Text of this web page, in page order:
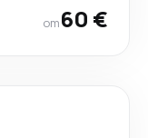
от60 €